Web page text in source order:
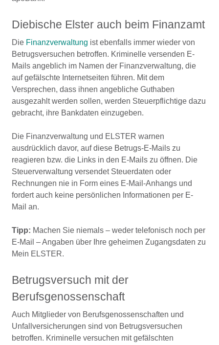
Diebische Elster auch beim Finanzamt
Die Finanzverwaltung ist ebenfalls immer wieder von
Betrugsversuchen betroffen. Kriminelle versenden E-
Mails angeblich im Namen der Finanzverwaltung, die
auf gefälschte Internetseiten führen. Mit dem
Versprechen, dass ihnen angebliche Guthaben
ausgezahlt werden sollen, werden Steuerpflichtige dazu
gebracht, ihre Bankdaten einzugeben.
Die Finanzverwaltung und ELSTER warnen
ausdrücklich davor, auf diese Betrugs-E-Mails zu
reagieren bzw. die Links in den E-Mails zu öffnen. Die
Steuerverwaltung versendet Steuerdaten oder
Rechnungen nie in Form eines E-Mail-Anhangs und
fordert auch keine persönlichen Informationen per E-
Mail an.
Tipp: Machen Sie niemals – weder telefonisch noch per
E-Mail – Angaben über Ihre geheimen Zugangsdaten zu
Mein ELSTER.
Betrugsversuch mit der
Berufsgenossenschaft
Auch Mitglieder von Berufsgenossenschaften und
Unfallversicherungen sind von Betrugsversuchen
betroffen. Kriminelle versuchen mit gefälschten